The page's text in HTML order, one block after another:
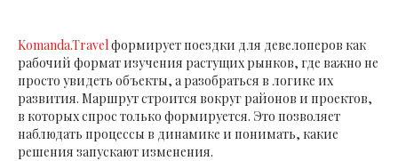
Komanda.Travel формирует поездки для девелоперов как
рабочий формат изучения растущих рынков, где важно не
просто увидеть объекты, а разобраться в логике их
развития. Маршрут строится вокруг районов и проектов,
в которых спрос только формируется. Это позволяет
наблюдать процессы в динамике и понимать, какие
решения запускают изменения.